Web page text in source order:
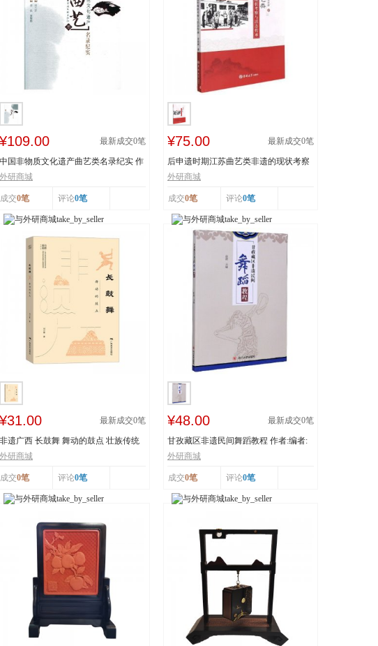
¥109.00 最新成交0笔
中国非物质文化遗产曲艺类名录纪实 作
者:姜昆,董耀...
外研商城
成交0笔 评论0笔
¥75.00 最新成交0笔
后申遗时期江苏曲艺类非遗的现状考察
与活态传承 978...
外研商城
成交0笔 评论0笔
¥31.00 最新成交0笔
非遗广西 长鼓舞 舞动的鼓点 壮族传统
舞蹈瑶族舞蹈...
外研商城
成交0笔 评论0笔
¥48.00 最新成交0笔
甘孜藏区非遗民间舞蹈教程 作者:编者:
白渝|责编:蒋...
外研商城
成交0笔 评论0笔